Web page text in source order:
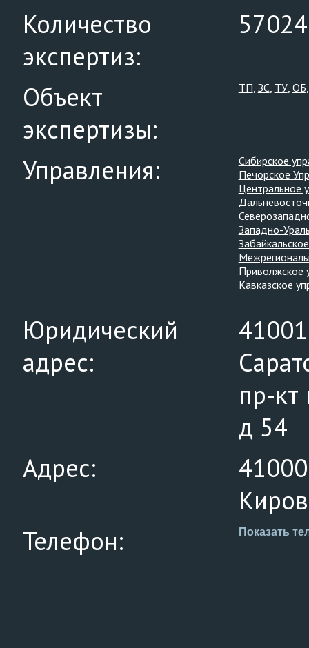
Количество
экспертиз:
57024
Объект
экспертизы:
ТП ЗС ТУ ОБ
Управления:
Сибирское
Печорское
Центральное
Западно-
Приволжское
Кавказское
Юридический
адрес:
пр-
д 54
Адрес:
Телефон:
Показать